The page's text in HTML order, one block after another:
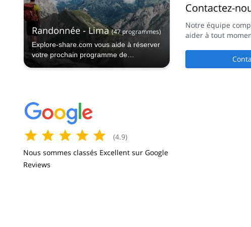
Randonnée - Lima (47programmes)
Explore-share.com vous aide à réserver
votre prochain programme de
randonnée à Lima.
Contactez-
Notre équipe
aider à tout
(4.9)
Nous sommes classés Excellent sur Google
Reviews